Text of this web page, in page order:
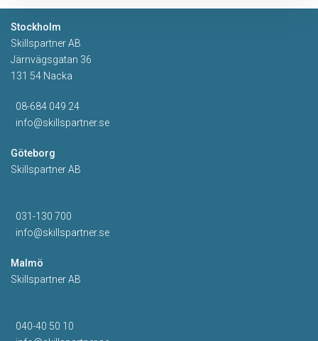
Stockholm
Skillspartner AB
Järnvägsgatan 36
131 54 Nacka
08-684 049 24
info@skillspartner.se
Göteborg
Skillspartner AB
031-130 700
info@skillspartner.se
Malmö
Skillspartner AB
040-40 50 10